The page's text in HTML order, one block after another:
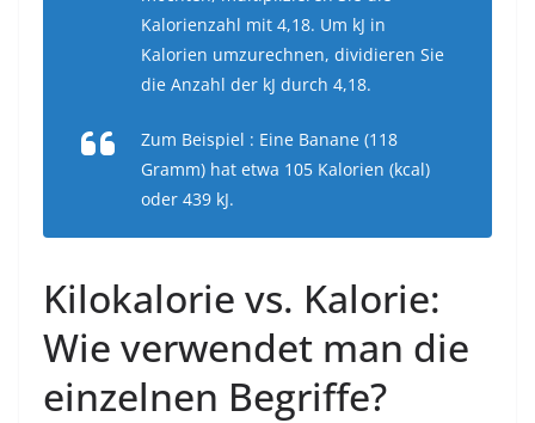
Kalorienzahl mit 4,18. Um kJ in
Kalorien umzurechnen, dividieren Sie
die Anzahl der kJ durch 4,18.
Zum Beispiel : Eine Banane (118
Gramm) hat etwa 105 Kalorien (kcal)
oder 439 kJ.
Kilokalorie vs. Kalorie:
Wie verwendet man die
einzelnen Begriffe?